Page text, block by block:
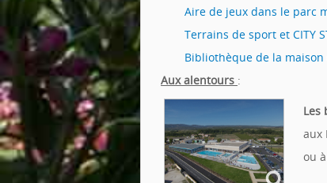
Aire de jeux dans le parc
Terrains de sport et CITY
Bibliothèque de la
Aux alentours :
Les
aux
ou